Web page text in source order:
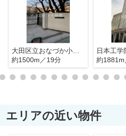
大田区立おなづか小学校
約1500m／19分
約1881m
エリアの近い物件